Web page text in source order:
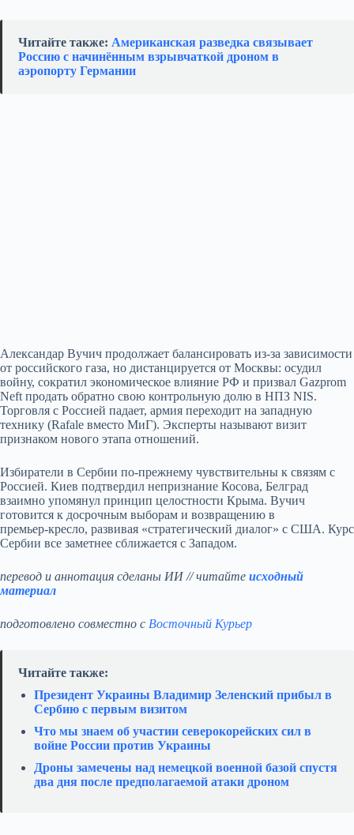
Читайте также: Американская разведка связывает
Россию с начинённым взрывчаткой дроном в
аэропорту Германии
Александар Вучич продолжает балансировать из‑за зависимости
от российского газа, но дистанцируется от Москвы: осудил
войну, сократил экономическое влияние РФ и призвал Gazprom
Neft продать обратно свою контрольную долю в НПЗ NIS.
Торговля с Россией падает, армия переходит на западную
технику (Rafale вместо МиГ). Эксперты называют визит
признаком нового этапа отношений.
Избиратели в Сербии по‑прежнему чувствительны к связям с
Россией. Киев подтвердил непризнание Косова, Белград
взаимно упомянул принцип целостности Крыма. Вучич
готовится к досрочным выборам и возвращению в
премьер‑кресло, развивая «стратегический диалог» с США. Курс
Сербии все заметнее сближается с Западом.
перевод и аннотация сделаны ИИ // читайте исходный
материал
подготовлено совместно с Восточный Курьер
Читайте также:
Президент Украины Владимир Зеленский прибыл в
Сербию с первым визитом
Что мы знаем об участии северокорейских сил в
войне России против Украины
Дроны замечены над немецкой военной базой спустя
два дня после предполагаемой атаки дроном